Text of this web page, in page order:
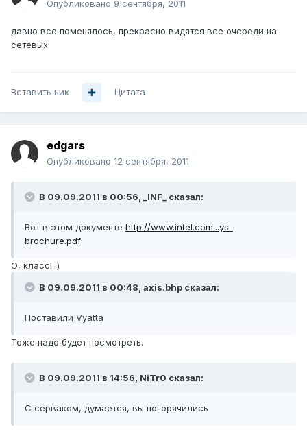
Опубликовано 9 сентября, 2011
давно все поменялось, прекрасно видятся все очереди на
сетевых
Вставить ник Цитата
edgars
Опубликовано 12 сентября, 2011
В 09.09.2011 в 00:56, _INF_ сказал:
Вот в этом документе http://www.intel.com...ys-
brochure.pdf
О, класс! :)
В 09.09.2011 в 00:48, axis.bhp сказал:
Поставили Vyatta
Тоже надо будет посмотреть.
В 09.09.2011 в 14:56, NiTr0 сказал:
C серваком, думается, вы погорячились